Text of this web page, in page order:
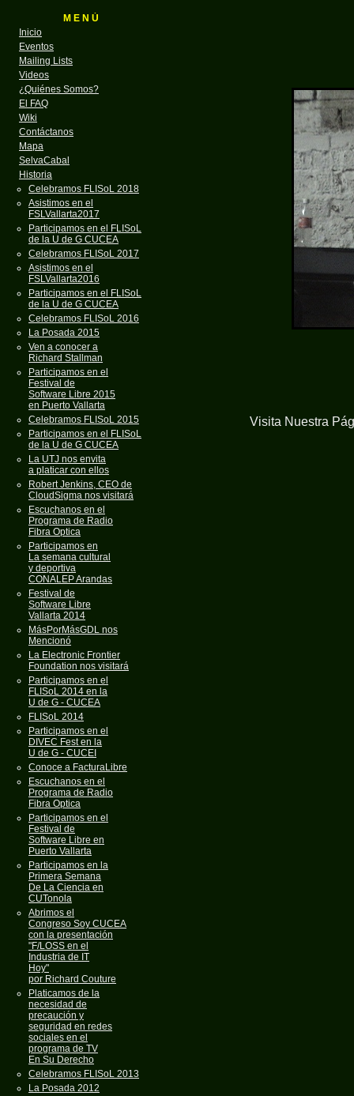
M E N Ú
Inicio
Eventos
Mailing Lists
Videos
¿Quiénes Somos?
El FAQ
Wiki
Contáctanos
Mapa
SelvaCabal
Historia
Celebramos FLISoL 2018
Asistimos en el
FSLVallarta2017
Participamos en el FLISoL
de la U de G CUCEA
Celebramos FLISoL 2017
Asistimos en el
FSLVallarta2016
Participamos en el FLISoL
de la U de G CUCEA
Celebramos FLISoL 2016
La Posada 2015
Ven a conocer a
Richard Stallman
Participamos en el
Festival de
Software Libre 2015
en Puerto Vallarta
Celebramos FLISoL 2015
Participamos en el FLISoL
de la U de G CUCEA
La UTJ nos envita
a platicar con ellos
Robert Jenkins, CEO de
CloudSigma nos visitará
Escuchanos en el
Programa de Radio
Fibra Optica
Participamos en
La semana cultural
y deportiva
CONALEP Arandas
Festival de
Software Libre
Vallarta 2014
MásPorMásGDL nos
Mencionó
La Electronic Frontier
Foundation nos visitará
Participamos en el
FLISoL 2014 en la
U de G - CUCEA
FLISoL 2014
Participamos en el
DIVEC Fest en la
U de G - CUCEI
Conoce a FacturaLibre
Escuchanos en el
Programa de Radio
Fibra Optica
Participamos en el
Festival de
Software Libre en
Puerto Vallarta
Participamos en la
Primera Semana
De La Ciencia en
CUTonola
Abrimos el
Congreso Soy CUCEA
con la presentación
"F/LOSS en el
Industria de IT
Hoy"
por Richard Couture
Platicamos de la
necesidad de
precaución y
seguridad en redes
sociales en el
programa de TV
En Su Derecho
Celebramos FLISoL 2013
La Posada 2012
Visita Nuestra